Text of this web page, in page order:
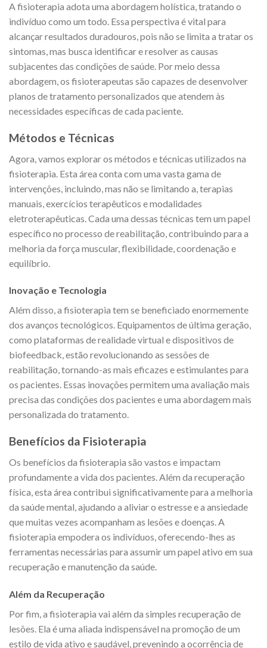
A fisioterapia adota uma abordagem holística, tratando o
indivíduo como um todo. Essa perspectiva é vital para
alcançar resultados duradouros, pois não se limita a tratar os
sintomas, mas busca identificar e resolver as causas
subjacentes das condições de saúde. Por meio dessa
abordagem, os fisioterapeutas são capazes de desenvolver
planos de tratamento personalizados que atendem às
necessidades específicas de cada paciente.
Métodos e Técnicas
Agora, vamos explorar os métodos e técnicas utilizados na
fisioterapia. Esta área conta com uma vasta gama de
intervenções, incluindo, mas não se limitando a, terapias
manuais, exercícios terapêuticos e modalidades
eletroterapêuticas. Cada uma dessas técnicas tem um papel
específico no processo de reabilitação, contribuindo para a
melhoria da força muscular, flexibilidade, coordenação e
equilíbrio.
Inovação e Tecnologia
Além disso, a fisioterapia tem se beneficiado enormemente
dos avanços tecnológicos. Equipamentos de última geração,
como plataformas de realidade virtual e dispositivos de
biofeedback, estão revolucionando as sessões de
reabilitação, tornando-as mais eficazes e estimulantes para
os pacientes. Essas inovações permitem uma avaliação mais
precisa das condições dos pacientes e uma abordagem mais
personalizada do tratamento.
Benefícios da Fisioterapia
Os benefícios da fisioterapia são vastos e impactam
profundamente a vida dos pacientes. Além da recuperação
física, esta área contribui significativamente para a melhoria
da saúde mental, ajudando a aliviar o estresse e a ansiedade
que muitas vezes acompanham as lesões e doenças. A
fisioterapia empodera os indivíduos, oferecendo-lhes as
ferramentas necessárias para assumir um papel ativo em sua
recuperação e manutenção da saúde.
Além da Recuperação
Por fim, a fisioterapia vai além da simples recuperação de
lesões. Ela é uma aliada indispensável na promoção de um
estilo de vida ativo e saudável, prevenindo a ocorrência de